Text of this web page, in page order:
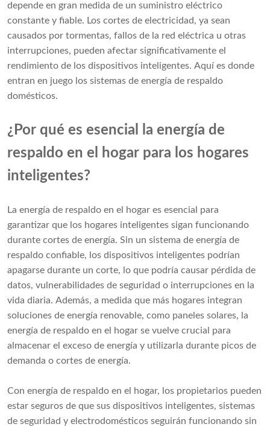
depende en gran medida de un suministro eléctrico
constante y fiable. Los cortes de electricidad, ya sean
causados ​​por tormentas, fallos de la red eléctrica u otras
interrupciones, pueden afectar significativamente el
rendimiento de los dispositivos inteligentes. Aquí es donde
entran en juego los sistemas de energía de respaldo
domésticos.
¿Por qué es esencial la energía de
respaldo en el hogar para los hogares
inteligentes?
La energía de respaldo en el hogar es esencial para
garantizar que los hogares inteligentes sigan funcionando
durante cortes de energía. Sin un sistema de energía de
respaldo confiable, los dispositivos inteligentes podrían
apagarse durante un corte, lo que podría causar pérdida de
datos, vulnerabilidades de seguridad o interrupciones en la
vida diaria. Además, a medida que más hogares integran
soluciones de energía renovable, como paneles solares, la
energía de respaldo en el hogar se vuelve crucial para
almacenar el exceso de energía y utilizarla durante picos de
demanda o cortes de energía.
Con energía de respaldo en el hogar, los propietarios pueden
estar seguros de que sus dispositivos inteligentes, sistemas
de seguridad y electrodomésticos seguirán funcionando sin